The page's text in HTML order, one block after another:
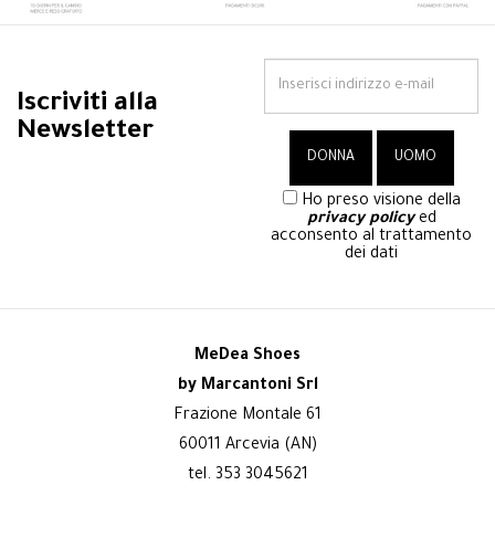
Iscriviti alla
Newsletter
Ho preso visione della
privacy policyed
acconsento al trattamento
dei dati
MeDea Shoes
by Marcantoni Srl
Frazione Montale 61
60011 Arcevia (AN)
tel. 353 3045621